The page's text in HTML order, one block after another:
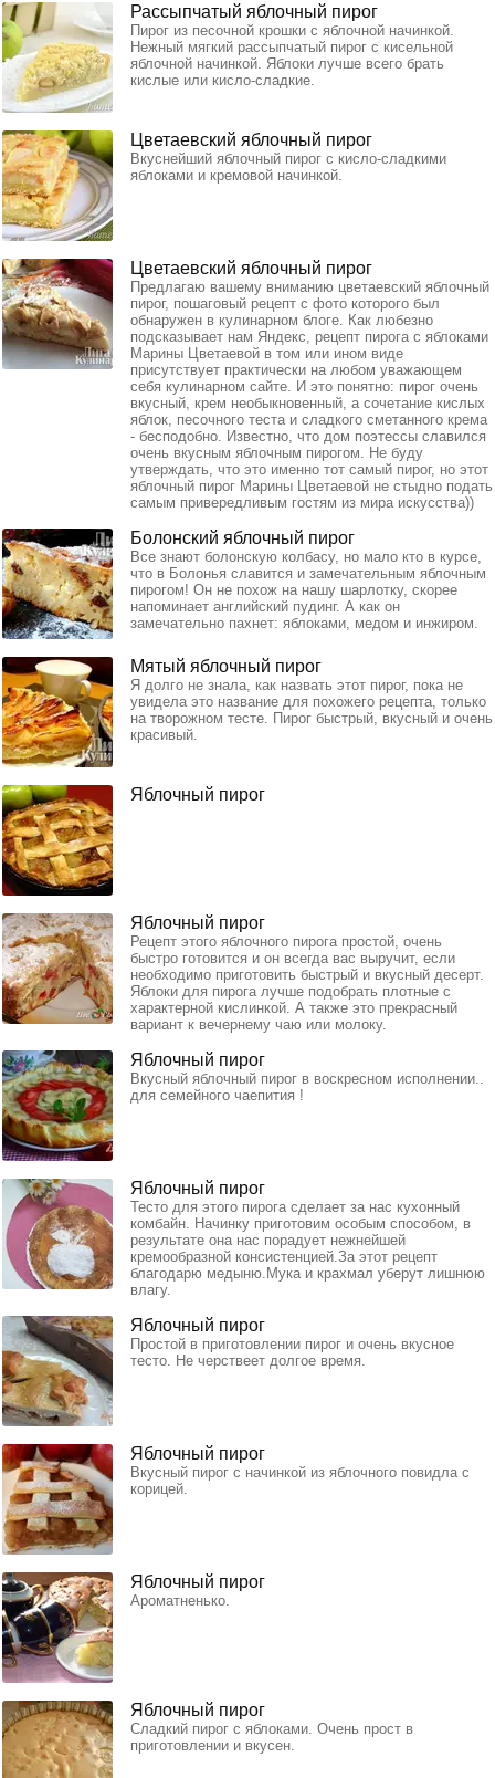
Рассыпчатый яблочный пирог
Пирог из песочной крошки с яблочной начинкой.
Нежный мягкий рассыпчатый пирог с кисельной
яблочной начинкой. Яблоки лучше всего брать
кислые или кисло-сладкие.
Цветаевский яблочный пирог
Вкуснейший яблочный пирог с кисло-сладкими
яблоками и кремовой начинкой.
Цветаевский яблочный пирог
Предлагаю вашему вниманию цветаевский яблочный
пирог, пошаговый рецепт с фото которого был
обнаружен в кулинарном блоге. Как любезно
подсказывает нам Яндекс, рецепт пирога с яблоками
Марины Цветаевой в том или ином виде
присутствует практически на любом уважающем
себя кулинарном сайте. И это понятно: пирог очень
вкусный, крем необыкновенный, а сочетание кислых
яблок, песочного теста и сладкого сметанного крема
- бесподобно. Известно, что дом поэтессы славился
очень вкусным яблочным пирогом. Не буду
утверждать, что это именно тот самый пирог, но этот
яблочный пирог Марины Цветаевой не стыдно подать
самым привередливым гостям из мира искусства))
Болонский яблочный пирог
Все знают болонскую колбасу, но мало кто в курсе,
что в Болонья славится и замечательным яблочным
пирогом! Он не похож на нашу шарлотку, скорее
напоминает английский пудинг. А как он
замечательно пахнет: яблоками, медом и инжиром.
Мятый яблочный пирог
Я долго не знала, как назвать этот пирог, пока не
увидела это название для похожего рецепта, только
на творожном тесте. Пирог быстрый, вкусный и очень
красивый.
Яблочный пирог
Яблочный пирог
Рецепт этого яблочного пирога простой, очень
быстро готовится и он всегда вас выручит, если
необходимо приготовить быстрый и вкусный десерт.
Яблоки для пирога лучше подобрать плотные с
характерной кислинкой. А также это прекрасный
вариант к вечернему чаю или молоку.
Яблочный пирог
Вкусный яблочный пирог в воскресном исполнении..
для семейного чаепития !
Яблочный пирог
Тесто для этого пирога сделает за нас кухонный
комбайн. Начинку приготовим особым способом, в
результате она нас порадует нежнейшей
кремообразной консистенцией.За этот рецепт
благодарю медыню.Мука и крахмал уберут лишнюю
влагу.
Яблочный пирог
Простой в приготовлении пирог и очень вкусное
тесто. Не черствеет долгое время.
Яблочный пирог
Вкусный пирог с начинкой из яблочного повидла с
корицей.
Яблочный пирог
Ароматненько.
Яблочный пирог
Сладкий пирог с яблоками. Очень прост в
приготовлении и вкусен.